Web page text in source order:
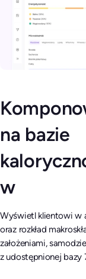
na bazie
w
Wyświetl klientowi w
oraz rozkład
założeniami,
z udostępnionej